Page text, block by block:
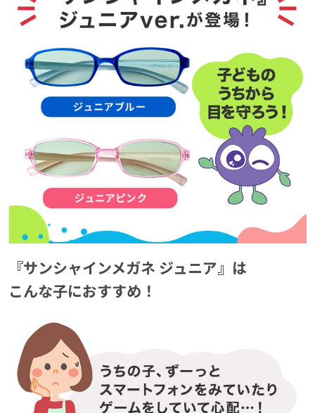
『サンシャインメガネ ジュニア』は
こんな子におすすめ！
『サンシャインメガネ ジュニア』は
こんな子におすすめ！